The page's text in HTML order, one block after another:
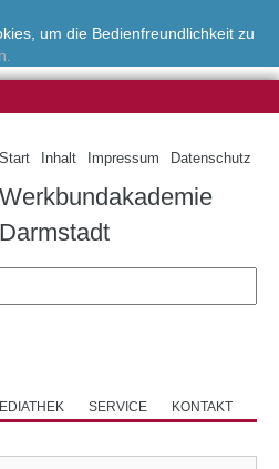
um die Bedienfreundlichkeit zu
Start Inhalt Impressum Datenschutz
Werkbundakademie
Darmstadt
SERVICE KONTAKT